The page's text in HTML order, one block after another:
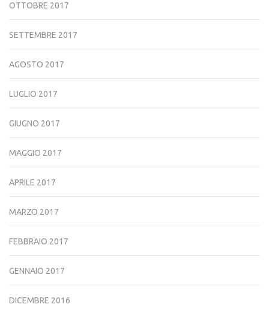
OTTOBRE 2017
SETTEMBRE 2017
AGOSTO 2017
LUGLIO 2017
GIUGNO 2017
MAGGIO 2017
APRILE 2017
MARZO 2017
FEBBRAIO 2017
GENNAIO 2017
DICEMBRE 2016